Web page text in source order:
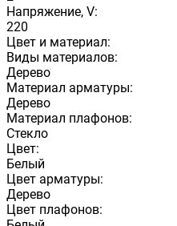
Напряжение, V:
220
Цвет и материал:
Виды материалов:
Дерево
Материал арматуры:
Дерево
Материал плафонов:
Стекло
Цвет:
Белый
Цвет арматуры:
Дерево
Цвет плафонов: